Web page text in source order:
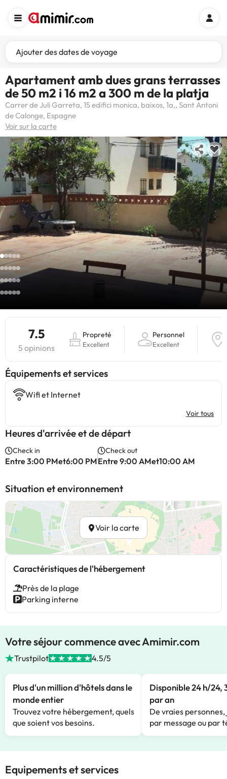
Ajouter des dates de voyage
Apartament amb dues grans terrasses
de 50 m2 i 16 m2 a 300 m de la platja
Carrer de Juli Garreta, 15 edifici monica, baixos, 1a,, Sant Antoni
de Calonge, Espagne
Voir sur la carte
7.5
5 opinions
Propreté
Excellent
Personnel
Excellent
​Équipements et services
Wifi et Internet
Voir tous
Heures d'arrivée et de départ
Check in
Entre 3:00 PMet6:00 PM
Check out
Entre 9:00 AMet10:00 AM
Situation et environnement
Voir la carte
Caractéristiques de l'hébergement
Près de la plage
Parking interne
Votre séjour commence avec Amimir.com
Trustpilot 4.5/5
Plus d'un million d'hôtels dans le
monde entier
Trouvez votre hébergement, quels
que soient vos besoins.
Disponible 24 h/24,
par an
De vraies
par message ou par
Equipements et services